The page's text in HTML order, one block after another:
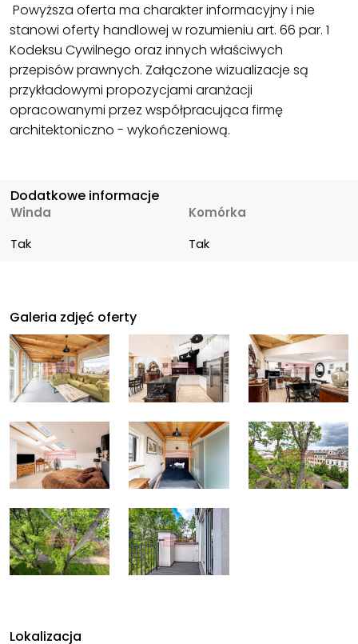
Powyższa oferta ma charakter informacyjny i nie
stanowi oferty handlowej w rozumieniu art. 66 par. 1
Kodeksu Cywilnego oraz innych właściwych
przepisów prawnych. Załączone wizualizacje są
przykładowymi propozycjami aranżacji
opracowanymi przez współpracująca firmę
architektoniczno - wykończeniową.
Dodatkowe informacje
Winda
Tak
Komórka
Tak
Galeria zdjęć oferty
Lokalizacja